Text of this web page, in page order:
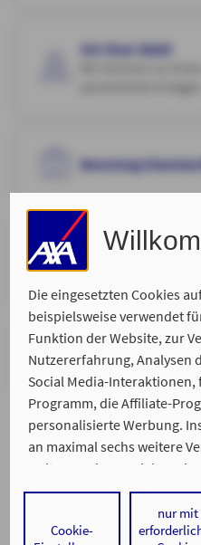
Die eingesetzten Cookies
beispielsweise verwendet
Funktion der Website, zur
Nutzererfahrung, Analysen
Social Media-
Programm, die Affiliate-
personalisierte Werbung.
an maximal sechs weitere
weitergegeben. Bei dem
Media-Interaktionen und
werden regelmäßig durch
individuelle Profile
nur mit
Cookie-
Ort Ihrer Wahl
Beratung
In der Agentur
Onlineberatung
Dieser Termin findet
Ein Service von